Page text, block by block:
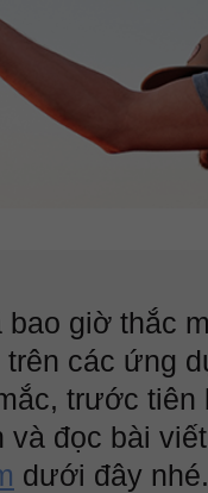
bao giờ thắc
các ứng
trước tiên
và đọc bài
dưới đây nhé.